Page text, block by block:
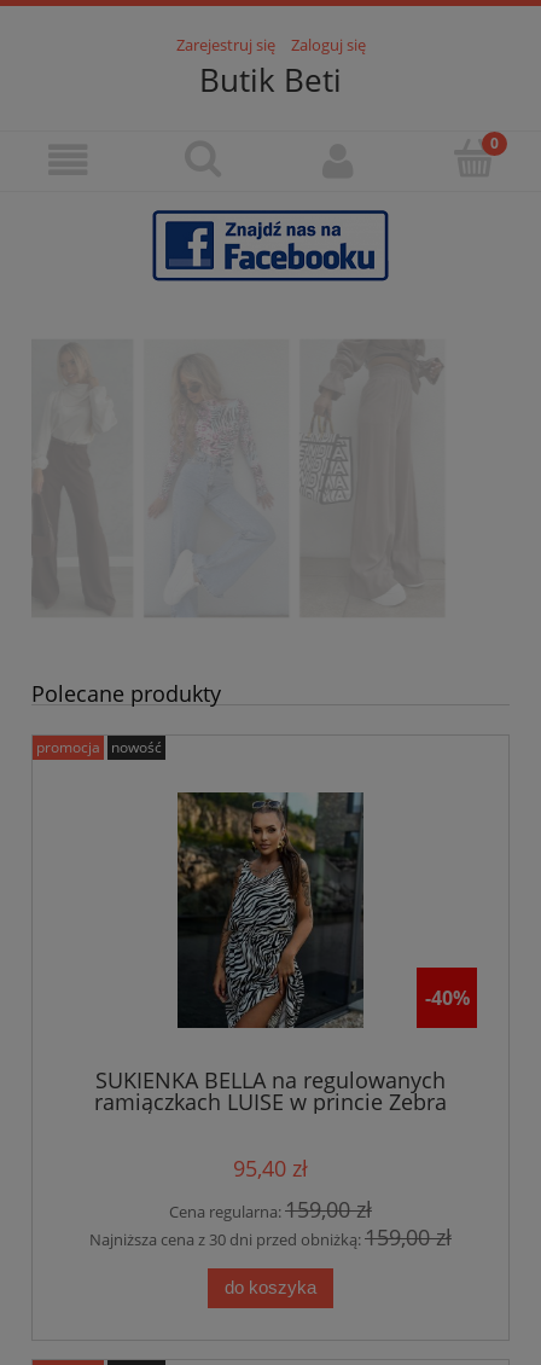
Zarejestruj się Zaloguj się
Butik Beti
Polecane produkty
-40%
SUKIENKA BELLA na regulowanych
ramiączkach LUISE w princie Zebra
95,40 zł
Cena regularna:159,00 zł
Najniższa cena z 30 dni przed obniżką:159,00 zł
do koszyka
promocja nowość